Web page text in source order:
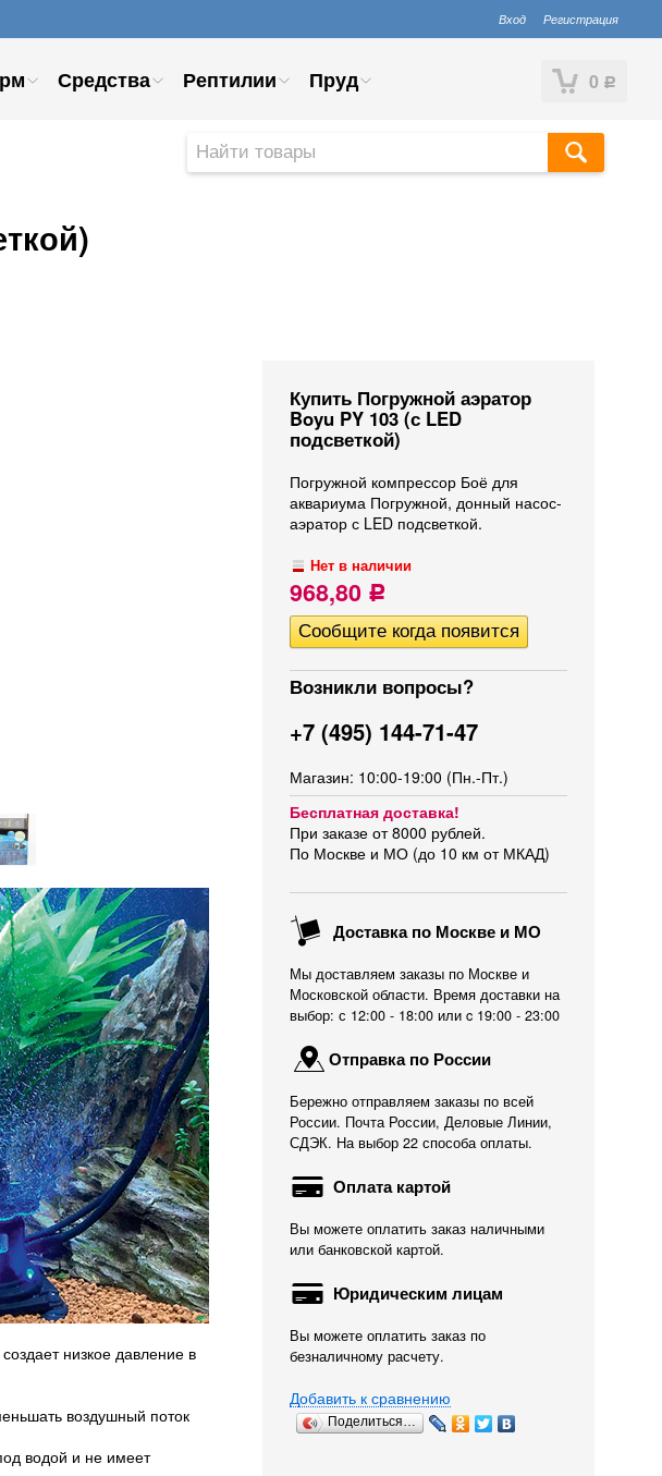
Вход Регистрация
0 Р
Средства Рептилии Пруд
Купить Погружной аэратор
Boyu PY 103 (с LED
подсветкой)
Погружной компрессор Боё для
аквариума Погружной, донный насос-
аэратор с LED подсветкой.
Нет в наличии
968,80 Р
Возникли вопросы?
+7 (495) 144-71-47
Магазин: 10:00-19:00 (Пн.-Пт.)
Бесплатная доставка!
При заказе от 8000 рублей.
По Москве и МО (до 10 км от МКАД)
Доставка по Москве и МО
Мы доставляем заказы по Москве и
Московской области. Время доставки на
выбор: с 12:00 - 18:00 или c 19:00 - 23:00
Отправка по России
Бережно отправляем заказы по всей
России. Почта России, Деловые Линии,
СДЭК. На выбор 22 способа оплаты.
Оплата картой
Вы можете оплатить заказ наличными
или банковской картой.
Юридическим лицам
Вы можете оплатить заказ по
безналичному расчету.
Добавить к сравнению
Поделиться…
низкое давление в
воздушный поток
водой и не имеет